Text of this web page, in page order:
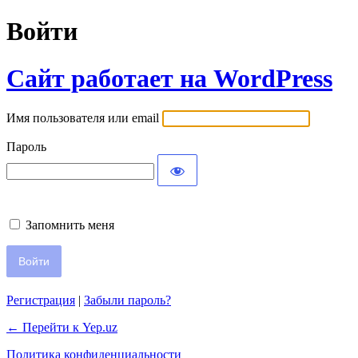
Войти
Сайт работает на WordPress
Имя пользователя или email
Пароль
Запомнить меня
Регистрация | Забыли пароль?
← Перейти к Yep.uz
Политика конфиденциальности